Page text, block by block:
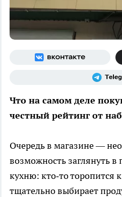
Что на самом деле
честный рейтинг от
Очередь в магазине —
возможность заглянуть в
кухню: кто‑то торопится
тщательно выбирает